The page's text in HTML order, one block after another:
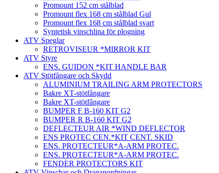
Promount 152 cm stålblad
Promount flex 168 cm stålblad Gul
Promount flex 168 cm stålblad svart
Syntetisk vinschlina för plogning
ATV Speglar
RETROVISEUR *MIRROR KIT
ATV Styre
ENS. GUIDON *KIT HANDLE BAR
ATV Stötfångare och Skydd
ALUMINIUM TRAILING ARM PROTECTORS
Bakre XT-stötfångare
Bakre XT-stötfångare
BUMPER F B-160 KIT G2
BUMPER R B-160 KIT G2
DEFLECTEUR AIR *WIND DEFLECTOR
ENS PROTEC CEN.*KIT CENT. SKID
ENS. PROTECTEUR*A-ARM PROTEC.
ENS. PROTECTEUR*A-ARM PROTEC.
FENDER PROTECTORS KIT